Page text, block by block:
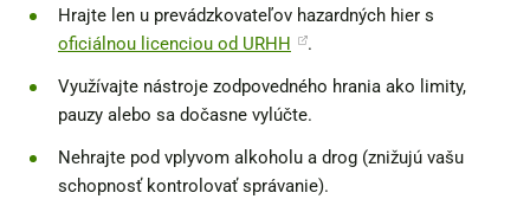
Hrajte len u prevádzkovateľov hazardných hier s
oficiálnou licenciou od URHH
.
Využívajte nástroje zodpovedného hrania ako limity,
pauzy alebo sa dočasne vylúčte.
Nehrajte pod vplyvom alkoholu a drog (znižujú vašu
schopnosť kontrolovať správanie).